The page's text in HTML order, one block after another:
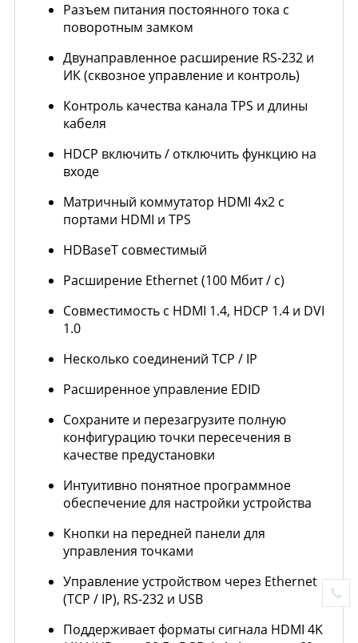
Разъем питания постоянного тока с
поворотным замком
Двунаправленное расширение RS-232 и
ИК (сквозное управление и контроль)
Контроль качества канала TPS и длины
кабеля
HDCP включить / отключить функцию на
входе
Матричный коммутатор HDMI 4x2 с
портами HDMI и TPS
HDBaseT совместимый
Расширение Ethernet (100 Мбит / с)
Совместимость с HDMI 1.4, HDCP 1.4 и DVI
1.0
Несколько соединений TCP / IP
Расширенное управление EDID
Сохраните и перезагрузите полную
конфигурацию точки пересечения в
качестве предустановки
Интуитивно понятное программное
обеспечение для настройки устройства
Кнопки на передней панели для
управления точками
Управление устройством через Ethernet
(TCP / IP), RS-232 и USB
Поддерживает форматы сигнала HDMI 4K